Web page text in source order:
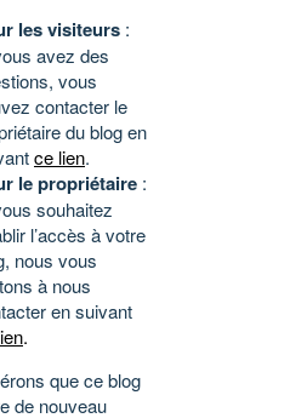
les visiteurs :
avez des
vous
contacter le
du blog en
ce lien.
le propriétaire :
souhaitez
l’accès à votre
nous vous
à nous
en suivant
.
que ce blog
de nouveau